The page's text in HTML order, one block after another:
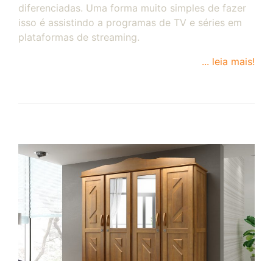
diferenciadas. Uma forma muito simples de fazer
isso é assistindo a programas de TV e séries em
plataformas de streaming.
... leia mais!